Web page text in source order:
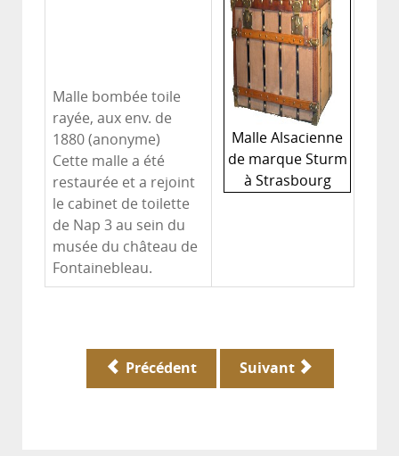
Malle bombée toile
rayée, aux env. de
1880 (anonyme)
Cette malle a été
restaurée et a rejoint
le cabinet de toilette
de Nap 3 au sein du
musée du château de
Fontainebleau.
Malle Alsacienne
de marque Sturm
à Strasbourg
Précédent Suivant